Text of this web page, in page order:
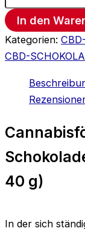
In den
Kategorien:
CBD-
40 g)
In der sich